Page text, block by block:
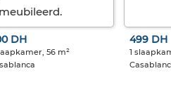
DH
56 m²
499 DH
1